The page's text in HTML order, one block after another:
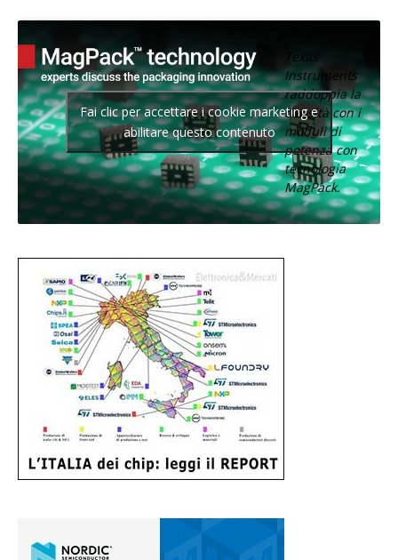
Texas
Instruments
raddoppia la
densità con i
moduli di
potenza con
tecnologia
MagPack.
Fai clic per accettare i cookie marketing e
abilitare questo contenuto